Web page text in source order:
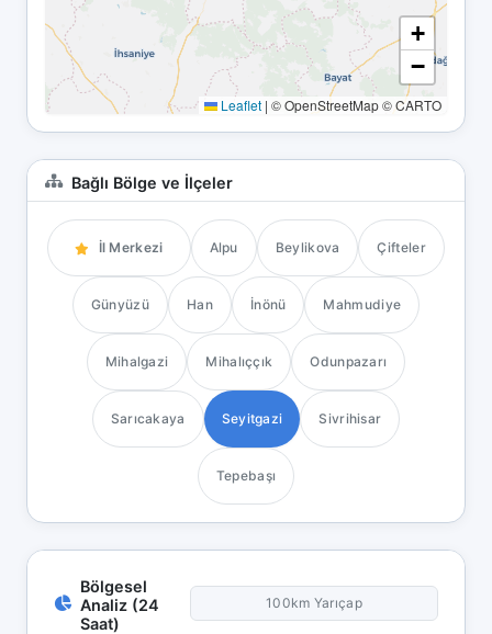
+
−
Leaflet | © OpenStreetMap © CARTO
Bağlı Bölge ve İlçeler
İl Merkezi Alpu Beylikova Çifteler
Günyüzü Han İnönü Mahmudiye
Mihalgazi Mihalıççık Odunpazarı
Sarıcakaya Seyitgazi Sivrihisar
Tepebaşı
Bölgesel
Analiz (24
Saat)
100km Yarıçap